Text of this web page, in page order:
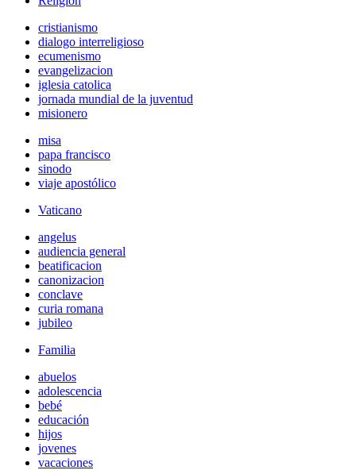
cristianismo
dialogo interreligioso
ecumenismo
evangelizacion
iglesia catolica
jornada mundial de la juventud
misionero
misa
papa francisco
sinodo
viaje apostólico
Vaticano
angelus
audiencia general
beatificacion
canonizacion
conclave
curia romana
jubileo
Familia
abuelos
adolescencia
bebé
educación
hijos
jovenes
vacaciones